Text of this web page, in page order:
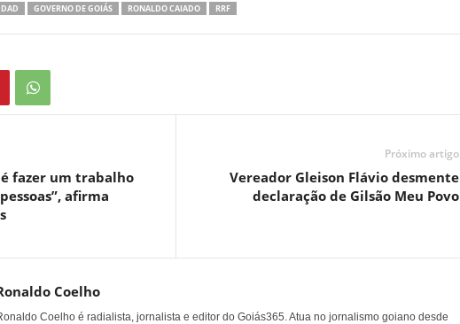
GOVERNO DE GOIÁS RONALDO CAIADO RRF
fazer um trabalho
afirma
Próximo artigo
Vereador Gleison Flávio desmente
declaração de Gilsão Meu Povo
Coelho
Coelho é radialista, jornalista e editor do Goiás365. Atua no jornalismo goiano desde